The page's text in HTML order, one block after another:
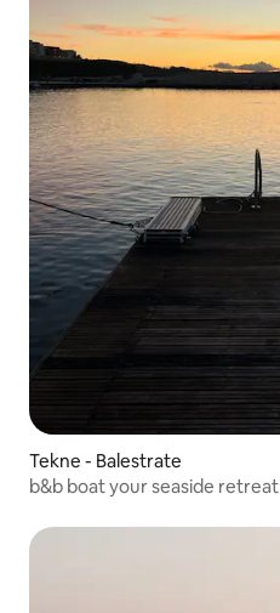
Tekne - Balestrate
b&b boat your seaside retreat